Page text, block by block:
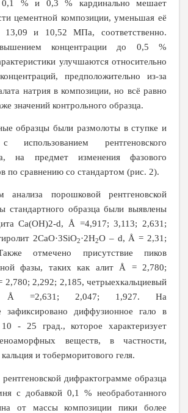
0,1 % и 0,3 % кардинально мешает
цементной композиции, уменьшая её
13,09 и 10,52 МПа, соответственно.
концентрации до 0,5 %
улучшаются относительно
предположительно из-за
натрия в композиции, но всё равно
значений контрольного образца.
образцы были размолоты в ступке и
использованием рентгеновского
на предмет изменения фазового
по сравнению со стандартом (рис. 2).
анализа порошковой рентгеновской
стандартного образца были выявлены
Сa(OH)2­-d, Å =4,917; 3,113; 2,631;
2CaO·3SiO2·2H2O – d, Å = 2,31;
отмечено присутствие пиков
фазы, таких как алит Å = 2,780;
2,780; 2,292; 2,185, четрыехкальциевый
Å =2,631; 2,047; 1,927. На
зафиксировано диффузионное гало в
- 25 град., которое характеризует
веществ, в частности,
и тоберморитового геля.
дифрактограмме образца
с добавкой 0,1 % необработанного
от массы композиции пики более